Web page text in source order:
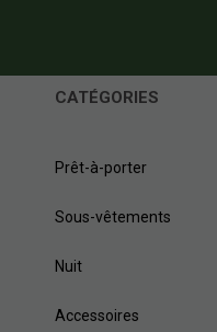
CATÉGORIES
Prêt-à-porter
Sous-vêtements
Nuit
Accessoires